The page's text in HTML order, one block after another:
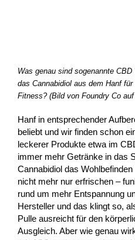
Was genau sind sogenannte
das Cannabidiol aus dem Hanf
Fitness? (Bild von Foundry Co
Hanf in entsprechender
beliebt und wir finden schon
leckerer Produkte etwa im
immer mehr Getränke in das
Cannabidiol das
nicht mehr nur erfrischen –
rund um mehr Entspannung
Hersteller und das klingt so,
Pulle ausreicht für den
Ausgleich. Aber wie genau